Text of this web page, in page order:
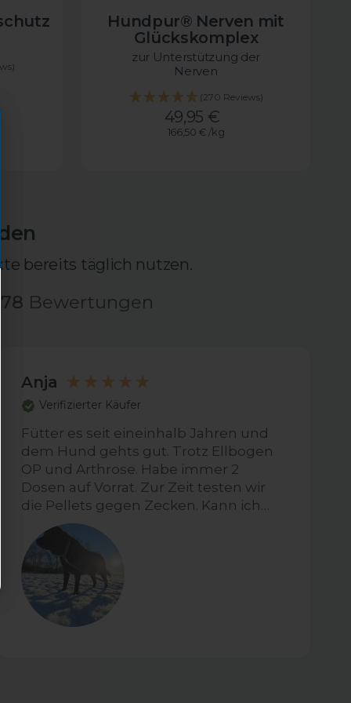
Hundpur® Nerven mit
Glückskomplex
zur Unterstützung der
Nerven
(270 Reviews)
Angebotspreis
49,95 €
166,50 € /kg
bereits täglich nutzen.
Bewertungen
Anja
Verifizierter Käufer
Fütter es seit eineinhalb Jahren und
dem Hund gehts gut. Trotz Ellbogen
OP und Arthrose. Habe immer 2
Dosen auf Vorrat. Zur Zeit testen wir
die Pellets gegen Zecken. Kann ich
noch nix dazu sagen.